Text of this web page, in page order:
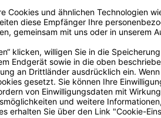
in unserem renommierten Buchverlag.
sich bekannt.
erreichbar.